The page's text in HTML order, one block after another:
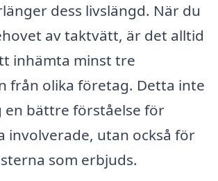
dess livslängd. När du
av taktvätt, är det alltid
in­hämta minst tre
från olika företag. Detta inte
en bättre förståelse för
involverade, utan också för
som erbjuds.